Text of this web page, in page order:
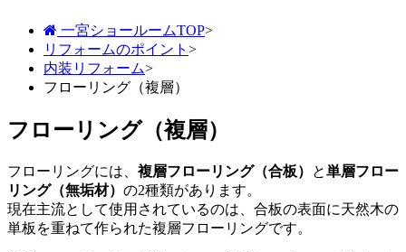
一宮ショールームTOP>
リフォームのポイント >
内装リフォーム>
フローリング（複層）
フローリング（複層）
フローリングには、 複層フローリング（合板） と単層フロー
リング（無垢材） の2種類があります。
現在主流として使用されているのは、合板の表面に天然木の
単板を重ねて作られた複層フローリングです。